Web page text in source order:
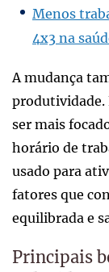
Menos
4x3 na
A mudança
produtividade.
ser mais
horário de
usado para
fatores que
equilibrada e
Principais